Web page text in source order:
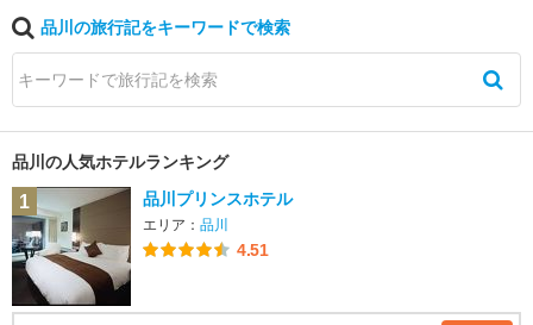
品川の旅行記をキーワードで検索
品川の人気ホテルランキング
1 品川プリンスホテル
エリア： 品川
4.51